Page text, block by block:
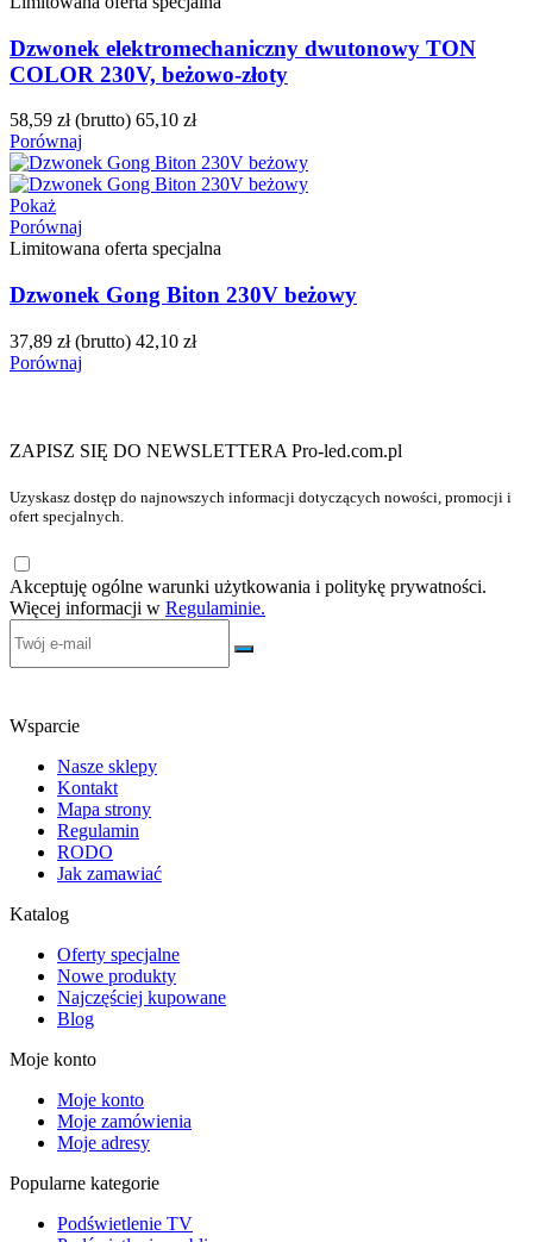
Dzwonek elektromechaniczny dwutonowy TON
COLOR 230V, beżowo-złoty
58,59 zł (brutto) 65,10 zł
Porównaj
Pokaż
Porównaj
Limitowana oferta specjalna
Dzwonek Gong Biton 230V beżowy
37,89 zł (brutto) 42,10 zł
Porównaj
ZAPISZ SIĘ DO NEWSLETTERA Pro-led.com.pl
Uzyskasz dostęp do najnowszych informacji dotyczących nowości, promocji i
ofert specjalnych.
Akceptuję ogólne warunki użytkowania i politykę prywatności.
Więcej informacji w Regulaminie.
Wsparcie
Nasze sklepy
Kontakt
Mapa strony
Regulamin
RODO
Jak zamawiać
Katalog
Oferty specjalne
Nowe produkty
Najczęściej kupowane
Blog
Moje konto
Moje konto
Moje zamówienia
Moje adresy
Popularne kategorie
Podświetlenie TV